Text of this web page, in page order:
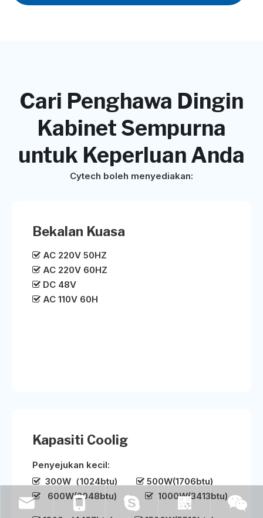
Cari Penghawa Dingin
Kabinet Sempurna
untuk Keperluan Anda
Cytech boleh menyediakan:
Bekalan Kuasa
 AC 220V 50HZ
 AC 220V 60HZ
 DC 48V
 AC 110V 60H
Kapasiti Coolig
Penyejukan kecil:
 300W（1024btu)  500W(1706btu)
 600W(2048btu)  1000W(3413btu)